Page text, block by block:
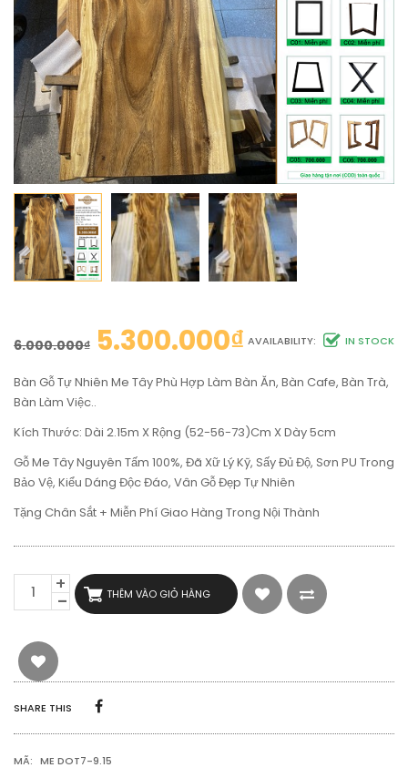
6.000.000₫ 5.300.000₫ AVAILABILITY: IN STOCK
Bàn Gỗ Tự Nhiên Me Tây Phù Hợp Làm Bàn Ăn, Bàn Cafe, Bàn Trà,
Bàn Làm Việc..
Kích Thước: Dài 2.15m X Rộng (52-56-73)cm X Dày 5cm
Gỗ Me Tây Nguyên Tấm 100%, Đã Xữ Lý Kỹ, Sấy Đủ Độ, Sơn PU Trong
Bảo Vệ, Kiểu Dáng Độc Đáo, Vân Gỗ Đẹp Tự Nhiên
Tặng Chân Sắt + Miễn Phí Giao Hàng Trong Nội Thành
TỰ
ME
TÂY
DÀI
RỘNG
5CM
THÊM VÀO GIỎ HÀNG
SHARE THIS
MÃ: ME DOT7-9.15